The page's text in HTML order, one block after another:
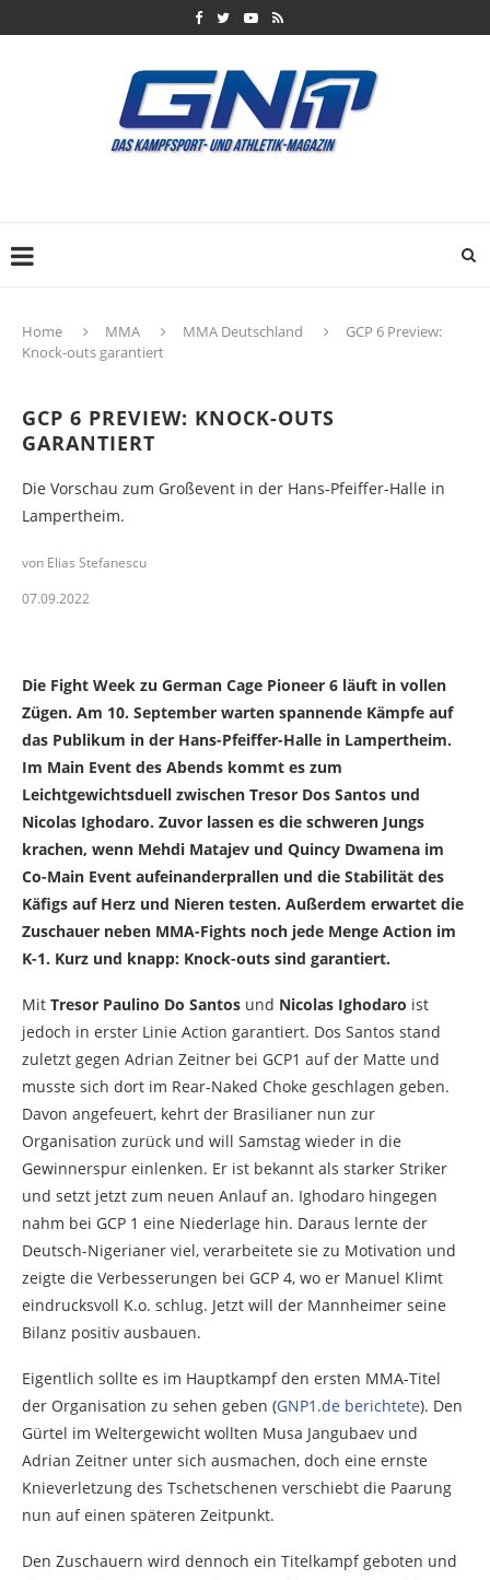
Home MMA MMA Deutschland
GCP 6 Preview:
Knock-outs garantiert
GCP 6 PREVIEW: KNOCK-OUTS
GARANTIERT
Die Vorschau zum Großevent in der Hans-Pfeiffer-Halle in
Lampertheim.
von Elias Stefanescu
07.09.2022
Der Main Event von GCP 6: Tresor Dos Santos vs. Nicolas
Die Fight Week zu German Cage Pioneer 6 läuft in vollen
Zügen. Am 10. September warten spannende Kämpfe auf
das Publikum in der Hans-Pfeiffer-Halle in Lampertheim.
Im Main Event des Abends kommt es zum
Leichtgewichtsduell zwischen Tresor Dos Santos und
Nicolas Ighodaro. Zuvor lassen es die schweren Jungs
krachen, wenn Mehdi Matajev und Quincy Dwamena im
Co-Main Event aufeinanderprallen und die Stabilität des
Käfigs auf Herz und Nieren testen. Außerdem erwartet die
Zuschauer neben MMA-Fights noch jede Menge Action im
K-1. Kurz und knapp: Knock-outs sind garantiert.
Mit Tresor Paulino Do Santos und Nicolas Ighodaro ist
jedoch in erster Linie Action garantiert. Dos Santos stand
zuletzt gegen Adrian Zeitner bei GCP1 auf der Matte und
musste sich dort im Rear-Naked Choke geschlagen geben.
Davon angefeuert, kehrt der Brasilianer nun zur
Organisation zurück und will Samstag wieder in die
Gewinnerspur einlenken. Er ist bekannt als starker Striker
und setzt jetzt zum neuen Anlauf an. Ighodaro hingegen
nahm bei GCP 1 eine Niederlage hin. Daraus lernte der
Deutsch-Nigerianer viel, verarbeitete sie zu Motivation und
zeigte die Verbesserungen bei GCP 4, wo er Manuel Klimt
eindrucksvoll K.o. schlug. Jetzt will der Mannheimer seine
Bilanz positiv ausbauen.
Eigentlich sollte es im Hauptkampf den ersten MMA-Titel
der Organisation zu sehen geben (GNP1.de berichtete). Den
Gürtel im Weltergewicht wollten Musa Jangubaev und
Adrian Zeitner unter sich ausmachen, doch eine ernste
Knieverletzung des Tschetschenen verschiebt die Paarung
nun auf einen späteren Zeitpunkt.
Den Zuschauern wird dennoch ein Titelkampf geboten und